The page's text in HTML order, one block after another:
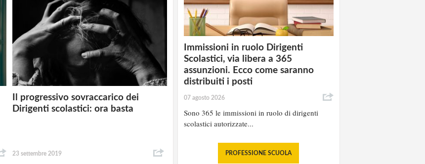
Il progressivo sovraccarico dei
Dirigenti scolastici: ora basta
23 settembre 2019
Immissioni in ruolo Dirigenti
Scolastici, via libera a 365
assunzioni. Ecco come saranno
distribuiti i posti
07 agosto 2026
Sono 365 le immissioni in ruolo di dirigenti
scolastici autorizzate...
PROFESSIONE SCUOLA